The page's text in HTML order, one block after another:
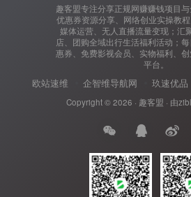
趣客盟专注分享正规网赚赚钱项目
优惠券资源分享、网络创业实操教
媒体运营、无人直播流量变现；汇
店、团购全域出行生活福利活动；
惠券、免费影视会员、实物福利、
平台。
欧站速维 企智维导航网 玖速优品
Copyright © 2026 · 趣客盟 · 由